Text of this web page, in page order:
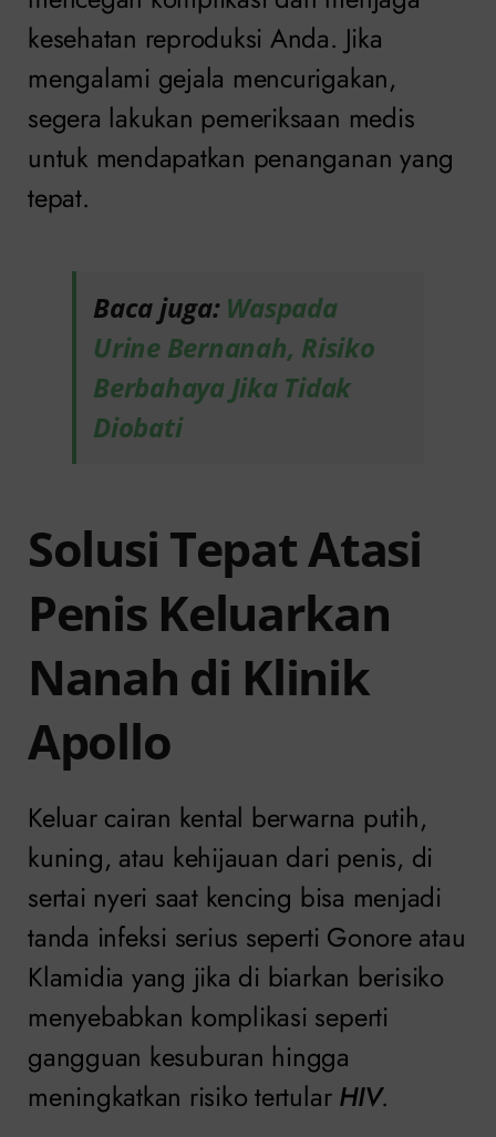
kesehatan reproduksi Anda. Jika
mengalami gejala mencurigakan,
segera lakukan pemeriksaan medis
untuk mendapatkan penanganan yang
tepat.
Baca juga: Waspada
Urine Bernanah, Risiko
Berbahaya Jika Tidak
Diobati
Solusi Tepat Atasi
Penis Keluarkan
Nanah di Klinik
Apollo
Keluar cairan kental berwarna putih,
kuning, atau kehijauan dari penis, di
sertai nyeri saat kencing bisa menjadi
tanda infeksi serius seperti Gonore atau
Klamidia yang jika di biarkan berisiko
menyebabkan komplikasi seperti
gangguan kesuburan hingga
meningkatkan risiko tertular HIV.